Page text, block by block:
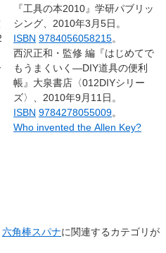
『工具の本2010』学研パブリッ
シング、2010年3月5日。
ISBN 9784056058215。
西沢正和・監修 編『はじめてで
もうまくいく―DIY道具の便利
帳』大泉書店〈012DIYシリー
ズ〉、2010年9月11日。
ISBN 9784278055009。
Who invented the Allen Key?
六角棒スパナに関連するカテゴリが